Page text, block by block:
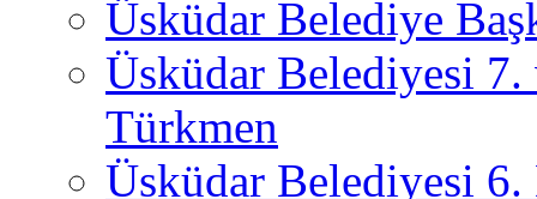
Üsküdar Belediye
Üsküdar Belediyesi
Türkmen
Üsküdar Belediyesi 6.